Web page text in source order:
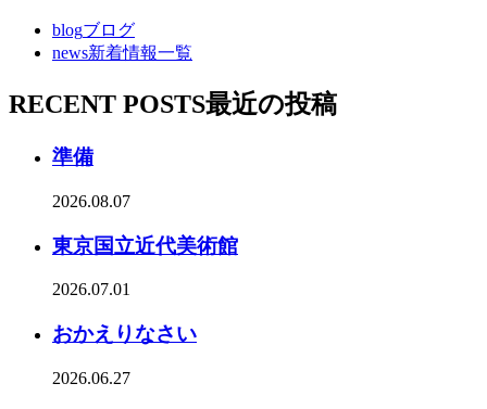
blogブログ
news新着情報一覧
RECENT POSTS最近の投稿
準備
2026.08.07
東京国立近代美術館
2026.07.01
おかえりなさい
2026.06.27